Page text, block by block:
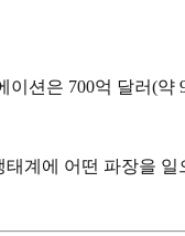
션은 700억 달러(약
계에 어떤 파장을